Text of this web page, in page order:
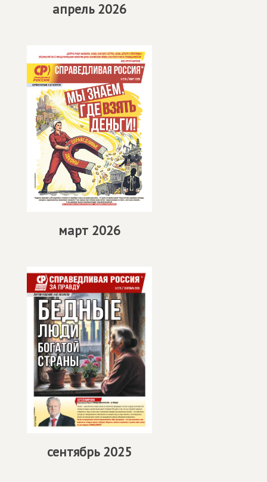
апрель 2026
март 2026
сентябрь 2025